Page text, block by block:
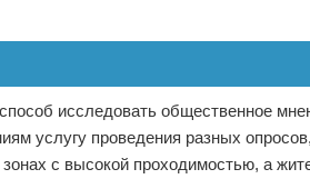
исследовать общественное
услугу проведения разных
с высокой проходимостью, а